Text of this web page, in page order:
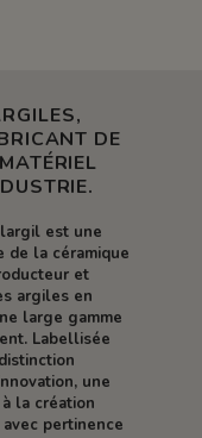
DE
est une
de la céramique
et
argiles en
large gamme
Labellisée
une
la création
pertinence